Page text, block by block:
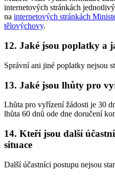
internetových stránkách
na internetových stránkách
tělovýchovy.
12. Jaké jsou poplatky a
Správní ani jiné poplatky nejsou
13. Jaké jsou lhůty pro
Lhůta pro vyřízení žádosti je 30
lhůta 60 dnů ode dne doručení
14. Kteří jsou další
situace
Další účastníci postupu nejsou